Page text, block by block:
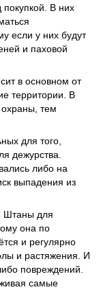
покупкой. В них
если у них будут
и паховой
в основном от
территории. В
тем
для того,
дежурства.
либо на
выпадения из
Штаны для
она по
и регулярно
и растяжения. И
повреждений.
самые